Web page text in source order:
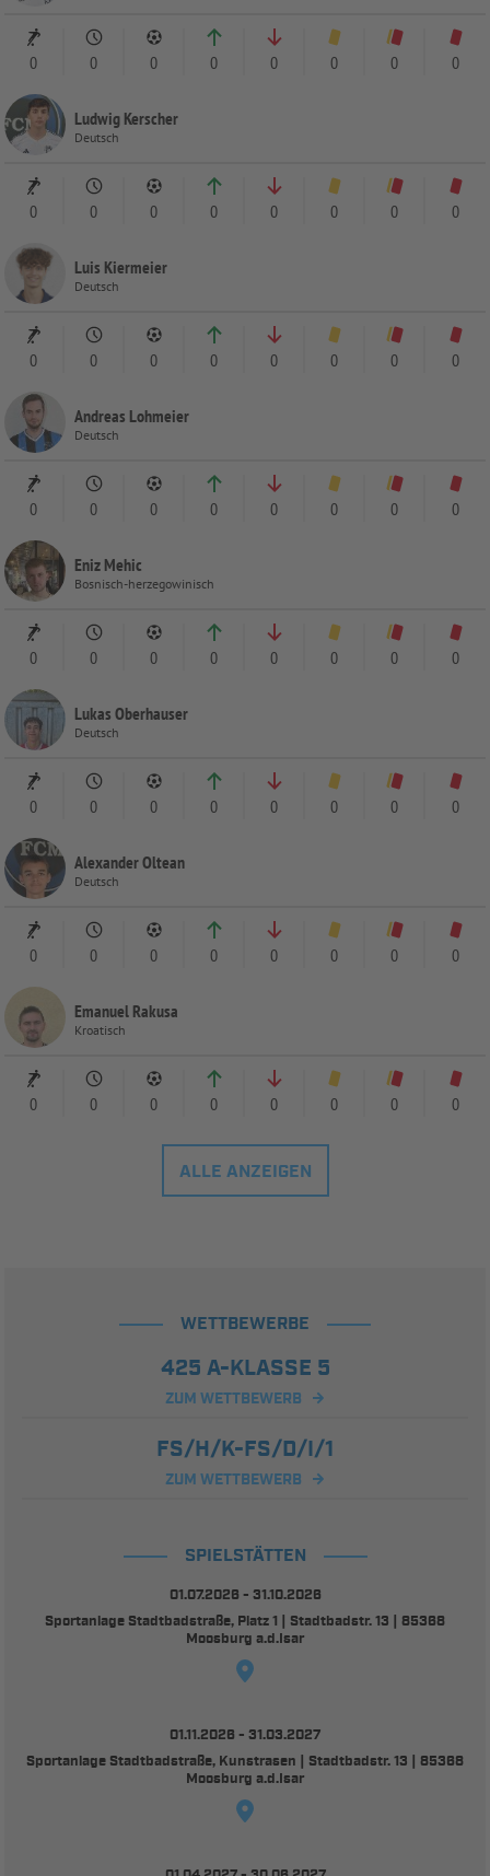
0 0 0 0 0 0 0 0
Ludwig Kerscher
Deutsch
0 0 0 0 0 0 0 0
Luis Kiermeier
Deutsch
0 0 0 0 0 0 0 0
Andreas Lohmeier
Deutsch
0 0 0 0 0 0 0 0
Eniz Mehic
Bosnisch-herzegowinisch
0 0 0 0 0 0 0 0
Lukas Oberhauser
Deutsch
0 0 0 0 0 0 0 0
Alexander Oltean
Deutsch
0 0 0 0 0 0 0 0
Emanuel Rakusa
Kroatisch
0 0 0 0 0 0 0 0
ALLE ANZEIGEN
WETTBEWERBE
425 A-KLASSE 5
ZUM WETTBEWERB
FS/H/K-FS/D/I/1
ZUM WETTBEWERB
SPIELSTÄTTEN
01.07.2026 - 31.10.2026
Sportanlage Stadtbadstraße, Platz 1 | Stadtbadstr. 13 | 85368
Moosburg a.d.Isar
01.11.2026 - 31.03.2027
Sportanlage Stadtbadstraße, Kunstrasen | Stadtbadstr. 13 | 85368
Moosburg a.d.Isar